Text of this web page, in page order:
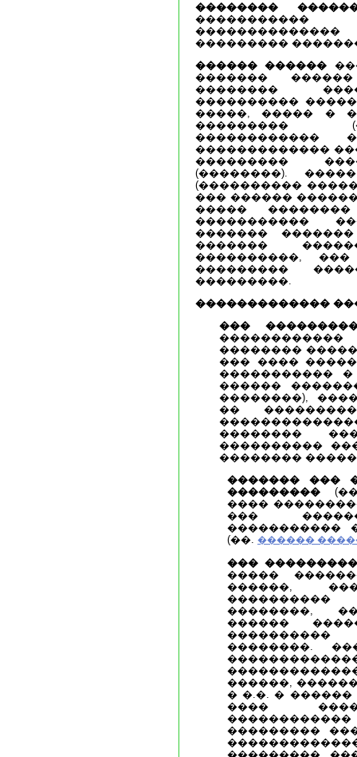
��������
�����������
���������
������ ������
�������
��������
����������
�����, ����� �
���������
������������
�������������
���������
(��������).
(����������
��� ������
�����
�����������
�������
�������
����������,
���������
���������.
�������������
���
��������
��� ����
����������� �
������
��������),
��
��������
����������
��������
������� ���
���������
����
���
�����������
(��. ������
���
�����
������,
����������
��������,
������
��������.
������,
� �.�. � ������
����
���������
���������